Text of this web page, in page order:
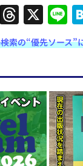
F T
h
re
a
d
s
X Li
n
e
索の“優先ソース”